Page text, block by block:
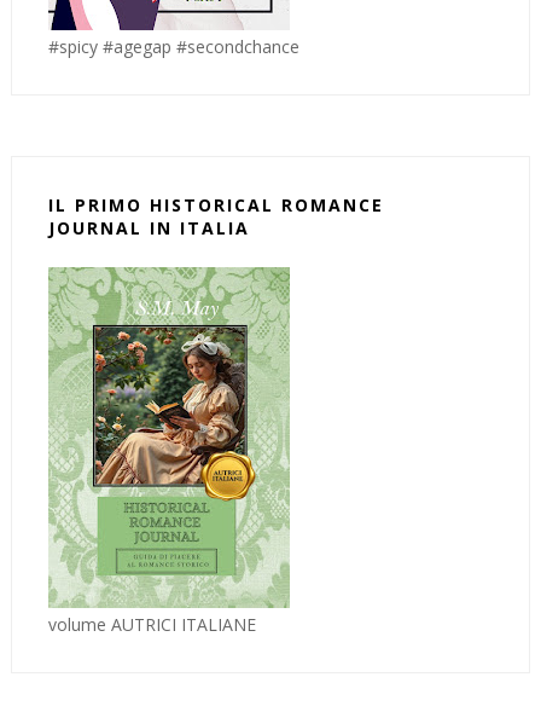
#spicy #agegap #secondchance
IL PRIMO HISTORICAL ROMANCE
JOURNAL IN ITALIA
volume AUTRICI ITALIANE